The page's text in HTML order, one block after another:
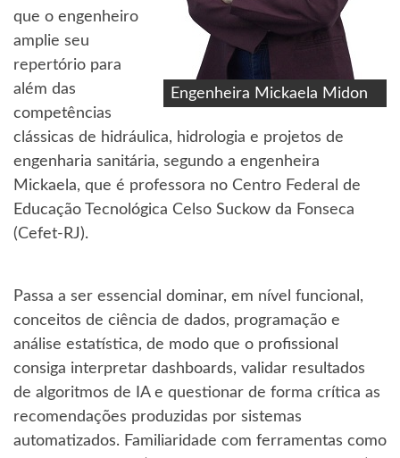
Engenheira Mickaela Midon
que o engenheiro
amplie seu
repertório para
além das
competências
clássicas de hidráulica, hidrologia e projetos de
engenharia sanitária, segundo a engenheira
Mickaela, que é professora no Centro Federal de
Educação Tecnológica Celso Suckow da Fonseca
(Cefet-RJ).
Passa a ser essencial dominar, em nível funcional,
conceitos de ciência de dados, programação e
análise estatística, de modo que o profissional
consiga interpretar dashboards, validar resultados
de algoritmos de IA e questionar de forma crítica as
recomendações produzidas por sistemas
automatizados. Familiaridade com ferramentas como